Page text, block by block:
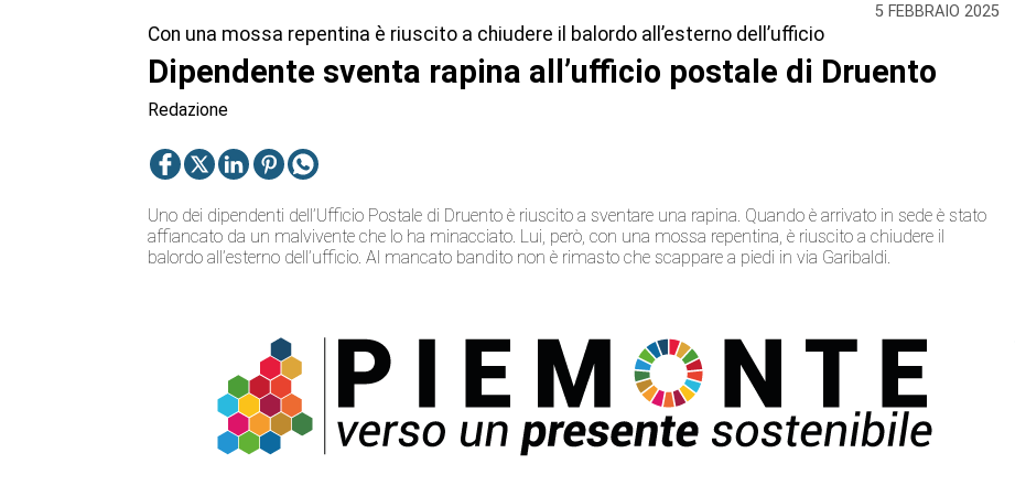
5 FEBBRAIO 2025
Con una mossa repentina è riuscito a chiudere il balordo all’esterno dell’ufficio
Dipendente sventa rapina all’ufficio postale di Druento
Redazione
Uno dei dipendenti dell’Ufficio Postale di Druento è riuscito a sventare una rapina. Quando è arrivato in sede è stato
affiancato da un malvivente che lo ha minacciato. Lui, però, con una mossa repentina, è riuscito a chiudere il
balordo all’esterno dell’ufficio. Al mancato bandito non è rimasto che scappare a piedi in via Garibaldi.